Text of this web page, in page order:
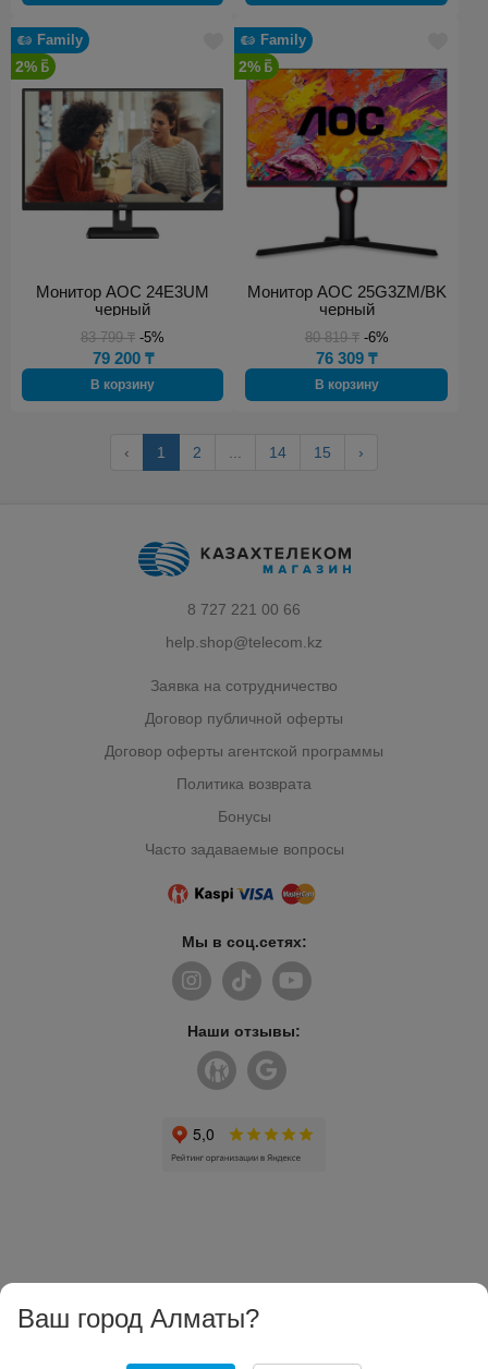
Family
2%
Монитор AOC 24E3UM
черный
83 799₸ -5%
79 200 ₸
В корзину
Family
2%
Монитор AOC 25G3ZM/BK
черный
80 819₸ -6%
76 309₸
В корзину
‹ 1 2 14 15 ›
8 727 221 00 66
help.shop@telecom.kz
Заявка на сотрудничество
Договор публичной оферты
Договор оферты агентской программы
Политика возврата
Бонусы
Часто задаваемые вопросы
Мы в соц.сетях:
Наши отзывы:
Ваш город Алматы?